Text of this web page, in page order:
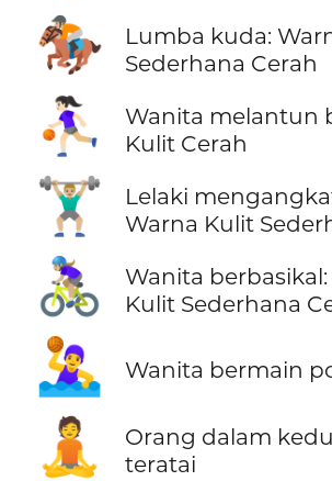
🏇🏼
Lumba kuda:
Sederhana Cerah
⛹🏻‍♀️
Wanita melantun
Kulit Cerah
🏋🏼‍♂️
Lelaki
Warna Kulit
🚴🏼‍♀️
Wanita
Kulit Sederhana
🤽‍♀️ Wanita bermain
🧘
Orang dalam
teratai